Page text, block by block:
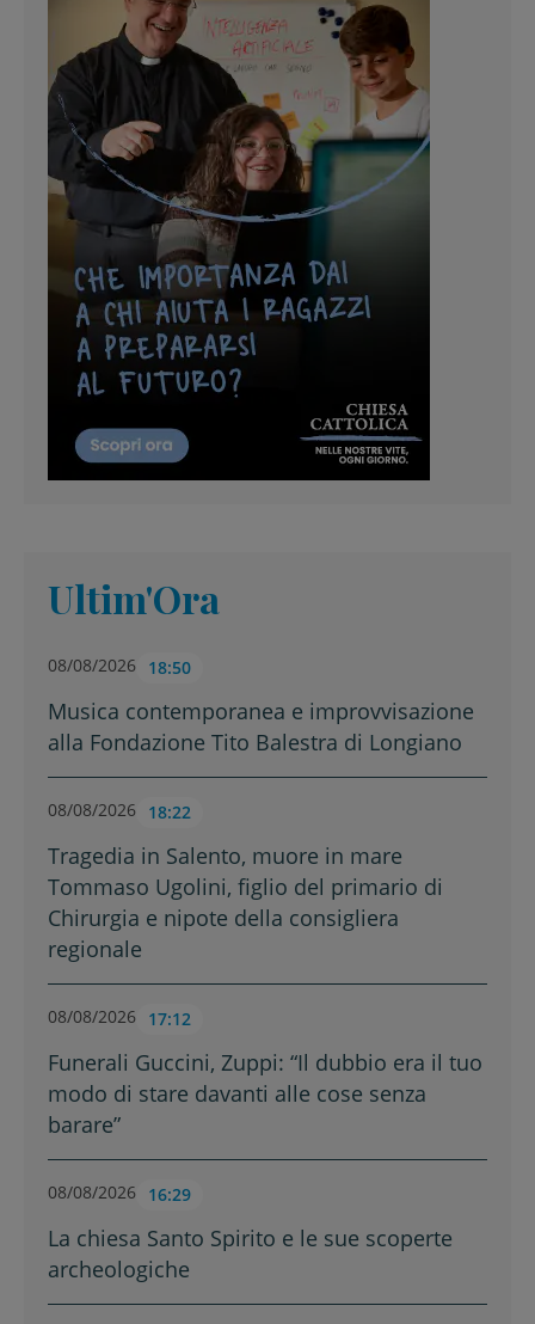
Ultim'Ora
08/08/2026 18:50
Musica contemporanea e improvvisazione
alla Fondazione Tito Balestra di Longiano
08/08/2026 18:22
Tragedia in Salento, muore in mare
Tommaso Ugolini, figlio del primario di
Chirurgia e nipote della consigliera
regionale
08/08/2026 17:12
Funerali Guccini, Zuppi: “Il dubbio era il tuo
modo di stare davanti alle cose senza
barare”
08/08/2026 16:29
La chiesa Santo Spirito e le sue scoperte
archeologiche